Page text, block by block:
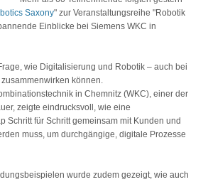
Saxony" zur Veranstaltungsreihe "Robotik
Einblicke bei Siemens WKC in
wie Digitalisierung und Robotik – auch bei
können.
in Chemnitz (WKC), einer der
zeigte eindrucksvoll, wie eine
Schritt für Schritt gemeinsam mit Kunden und
muss, um durchgängige, digitale Prozesse
wurde zudem gezeigt, wie auch